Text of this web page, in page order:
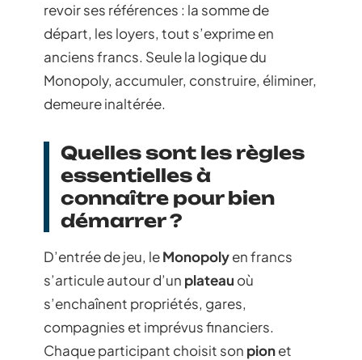
revoir ses références : la somme de
départ, les loyers, tout s’exprime en
anciens francs. Seule la logique du
Monopoly, accumuler, construire, éliminer,
demeure inaltérée.
Quelles sont les règles
essentielles à
connaître pour bien
démarrer ?
D’entrée de jeu, leMonopolyen francs
s’articule autour d’un plateau où
s’enchaînent propriétés, gares,
compagnies et imprévus financiers.
Chaque participant choisit son pionet